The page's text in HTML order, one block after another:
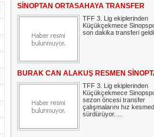
SİNOPTAN ORTASAHAYA TRANSFER
TFF 3. Lig ekiplerinden
Küçükçekmece
son dakika transferi
BURAK CAN ALAKUŞ RESMEN
TFF 3. Lig ekiplerinden
Küçükçekmece
sezon öncesi transfer
çalışmalarını hız
sürdürüyor. ...